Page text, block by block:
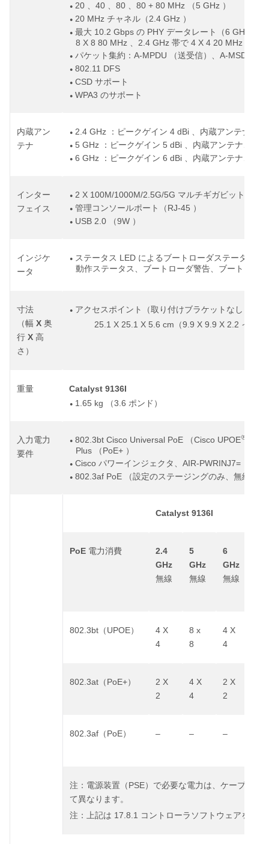
● 20 、 40 、 80 、 80 + 80 MHz （ 5 GHz ）
● 20 MHz チャネル（2.4 GHz ）
● 最大 10.2 Gbps の PHY データレート（6 GHz
8 X 8 80 MHz 、 2.4 GHz 帯で 4 X 4 20 MHz
● パケット集約： A-MPDU （送受信）、 A-MSDU
● 802.11 DFS
● CSD サポート
● WPA3 のサポート
内蔵アン
テナ
● 2.4 GHz ：ピークゲイン 4 dBi 、内蔵アンテナ、
● 5 GHz ：ピークゲイン 5 dBi 、内蔵アンテナ、全
● 6 GHz ：ピークゲイン 6 dBi 、内蔵アンテナ、全
インター
フェイス
● 2 X 100M/1000M/2.5G/5G マルチギガビット
● 管理コンソールポート（ RJ-45 ）
● USB 2.0 （9W ）
インジケ
ータ
● ステータス LED によるブートローダステータス、
動作ステータス、ブートローダ警告、ブートロー
寸法
（幅 X 奥
行 X 高
さ）
● アクセスポイント（取り付けブラケットなし）：
25.1 X 25.1 X 5.6 cm （9.9 X 9.9 X 2.2 インチ
重量 Catalyst 9136I
● 1.65 kg （3.6 ポンド）
入力電力
要件
● 802.3bt Cisco Universal PoE （Cisco UPOE®
Plus
（ PoE+ ）
● Cisco パワーインジェクタ、 AIR-PWRINJ7=
● 802.3af PoE （設定のステージングのみ、無線は
Catalyst 9136I
PoE 電力消費
2.4
GHz
無線
5
GHz
無線
6
GHz
無線
802.3bt （ UPOE）
4 X
4
8 x
8
4 X
4
802.3at （ PoE+）
2 X
2
4 X
4
2 X
2
802.3af （ PoE） – – –
注： 電源装置（ PSE）で必要な電力は、ケーブル長
て異なります。
注： 上記は 17.8.1 コントローラソフトウェアを使